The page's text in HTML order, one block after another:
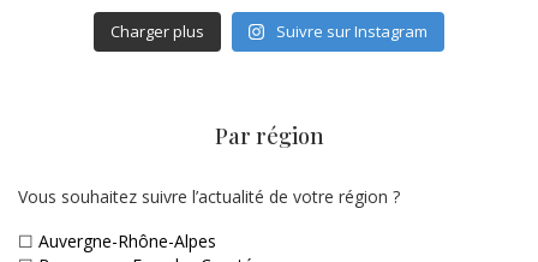
Charger plus Suivre sur Instagram
Par région
Vous souhaitez suivre l’actualité de votre région ?
☐ Auvergne-Rhône-Alpes